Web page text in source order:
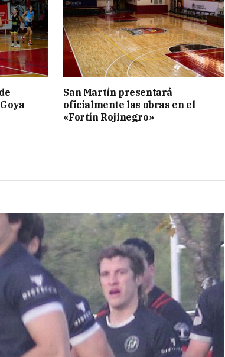
San Martín presentará
oficialmente las obras en el
«Fortín Rojinegro»